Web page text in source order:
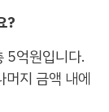
?
5억원입니다.
머지 금액 내에